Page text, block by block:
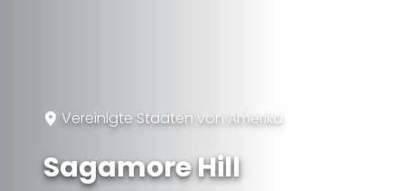
Vereinigte Staaten von Amerika
Sagamore Hill